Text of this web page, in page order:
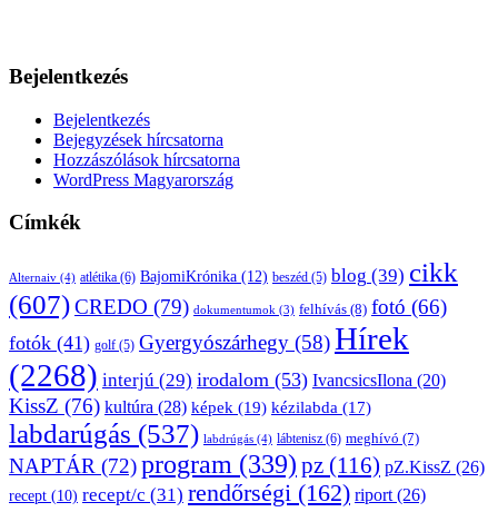
Bejelentkezés
Bejelentkezés
Bejegyzések hírcsatorna
Hozzászólások hírcsatorna
WordPress Magyarország
Címkék
Alternaiv (4) atlétika (6) BajomiKrónika (12) beszéd (5) blog (39) cikk
(607)CREDO (79) dokumentumok (3) felhívás (8) fotó (66)
fotók (41) golf (5) Gyergyószárhegy (58)Hírek
(2268) interjú (29) irodalom (53) IvancsicsIlona (20)
KissZ (76) kultúra (28) képek (19) kézilabda (17)
labdarúgás (537) labdrúgás (4) lábtenisz (6) meghívó (7)
NAPTÁR (72)program (339) pz (116) pZ.KissZ (26)
recept (10) recept/c (31) rendőrségi (162) riport(26)